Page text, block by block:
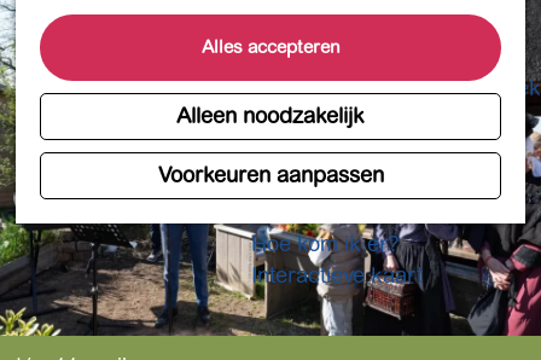
Alles accepteren
Alleen noodzakelijk
Voorkeuren aanpassen
r
d
e
h
o
m
e
p
a
g
e
Musea en meer
Producten uit de Bollenstreek
Gezond en actief
Overnachten
Hoe kom ik er?
Interactieve kaart